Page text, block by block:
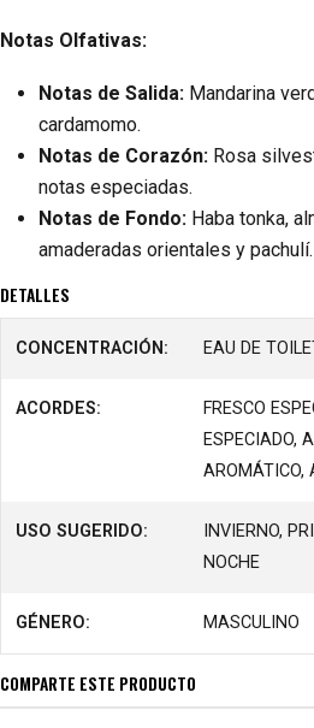
Notas Olfativas:
Notas de Salida: Mandarina
cardamomo.
Notas de Corazón: Rosa
notas especiadas.
Notas de Fondo: Haba tonka,
amaderadas orientales y pachulí.
DETALLES
CONCENTRACIÓN: EAU DE
ACORDES:
FRESCO
ESPECIADO,
AROMÁTICO,
USO SUGERIDO:
INVIERNO,
NOCHE
GÉNERO: MASCULINO
COMPARTE ESTE PRODUCTO